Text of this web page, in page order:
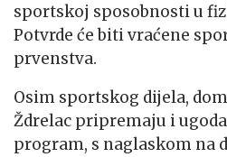
sportskoj sposobnosti u
Potvrde će biti vraćene
prvenstva.
Osim sportskog dijela,
Ždrelac pripremaju i
program, s naglaskom na